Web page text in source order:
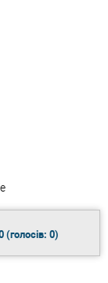
(голосів: 0)